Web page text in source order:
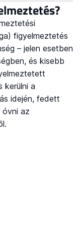
figyelmeztetés
– jelen esetben
és kisebb
kerülni a
idején, fedett
óvni az